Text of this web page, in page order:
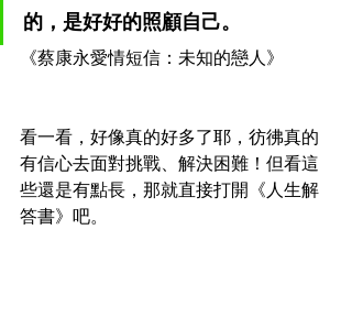
的，是好好的照顧自己。
《蔡康永愛情短信：未知的戀人》
看一看，好像真的好多了耶，彷彿真的
有信心去面對挑戰、解決困難！但看這
些還是有點長，那就直接打開《人生解
答書》吧。